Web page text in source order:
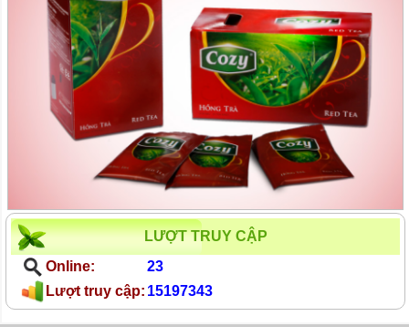
LƯỢT TRUY CẬP
Online:
23
Lượt truy cập: 15197343